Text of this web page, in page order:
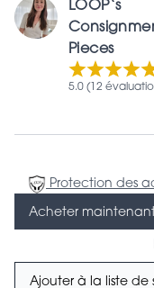
LOOP‘s
Pieces
5.0 (12
Protection des
Acheter
Ajouter à la liste de